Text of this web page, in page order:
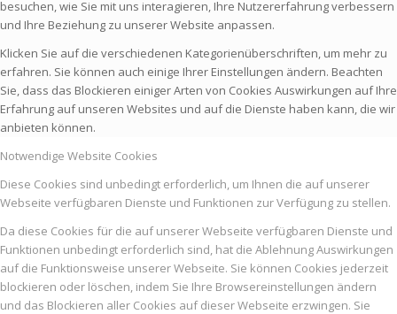
besuchen, wie Sie mit uns interagieren, Ihre Nutzererfahrung verbessern
und Ihre Beziehung zu unserer Website anpassen.
Klicken Sie auf die verschiedenen Kategorienüberschriften, um mehr zu
erfahren. Sie können auch einige Ihrer Einstellungen ändern. Beachten
Sie, dass das Blockieren einiger Arten von Cookies Auswirkungen auf Ihre
Erfahrung auf unseren Websites und auf die Dienste haben kann, die wir
anbieten können.
Notwendige Website Cookies
Diese Cookies sind unbedingt erforderlich, um Ihnen die auf unserer
Webseite verfügbaren Dienste und Funktionen zur Verfügung zu stellen.
Da diese Cookies für die auf unserer Webseite verfügbaren Dienste und
Funktionen unbedingt erforderlich sind, hat die Ablehnung Auswirkungen
auf die Funktionsweise unserer Webseite. Sie können Cookies jederzeit
blockieren oder löschen, indem Sie Ihre Browsereinstellungen ändern
und das Blockieren aller Cookies auf dieser Webseite erzwingen. Sie